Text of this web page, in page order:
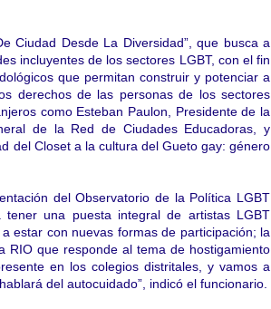
Ciudad Desde La Diversidad”, que busca a
incluyentes de los sectores LGBT, con el fin
que permitan construir y potenciar a
derechos de las personas de los sectores
como Esteban Paulon, Presidente de la
de la Red de Ciudades Educadoras, y
del Closet a la cultura del Gueto gay: género
del Observatorio de la Política LGBT
una puesta integral de artistas LGBT
estar con nuevas formas de participación; la
RIO que responde al tema de hostigamiento
en los colegios distritales, y vamos a
del autocuidado”, indicó el funcionario.